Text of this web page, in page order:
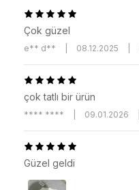
Çok güzel
e** d** 08.12.2025
çok tatlı bir ürün
**** **** 09.01.2026
Güzel geldi